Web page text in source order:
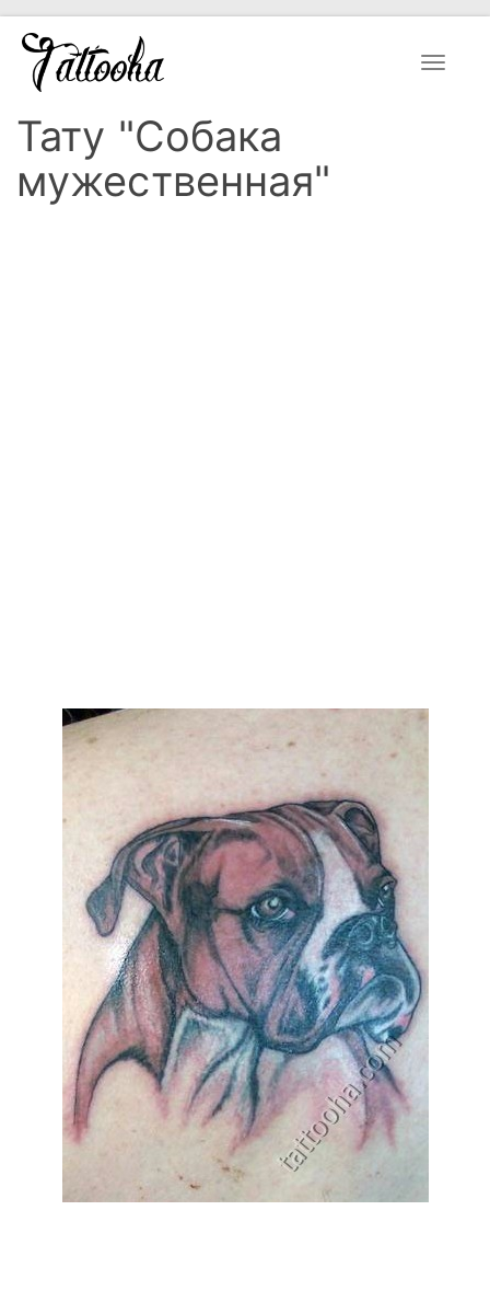
Toggle
Тату "Собака
мужественная"